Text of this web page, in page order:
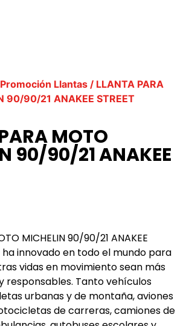
Promoción Llantas / LLANTA PARA
90/90/21 ANAKEE STREET
MOTO
90/90/21 ANAKEE
MICHELIN 90/90/21 ANAKEE
ha innovado en todo el mundo para
vidas en movimiento sean más
responsables. Tanto vehículos
urbanas y de montaña, aviones
de carreras, camiones de